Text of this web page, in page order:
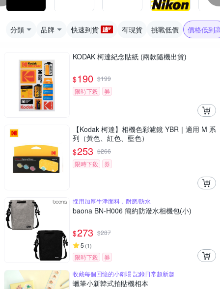
分類 品牌 快速到貨 有現貨 挑戰低價 價格低到
KODAK 柯達紀念貼紙 (兩款隨機出貨)
$190 $199
限時下殺
券
【Kodak 柯達】相機色彩濾鏡 YBR｜適用 M 系
列（黃色、紅色、藍色）
$253 $266
限時下殺
券
採用加厚牛津面料，耐磨/防水
baona BN-H006 簡約防潑水相機包(小)
$273 $287
5 (1)
限時下殺
券
收藏每個回憶的小劇場 記錄日常超新趣
蠟筆小新韓式拍貼機相本